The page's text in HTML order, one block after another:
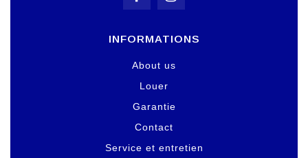
INFORMATIONS
About us
Louer
Garantie
Contact
Service et entretien